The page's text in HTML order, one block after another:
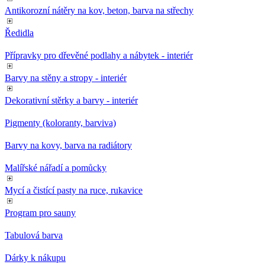
Antikorozní nátěry na kov, beton, barva na střechy
Ředidla
Přípravky pro dřevěné podlahy a nábytek - interiér
Barvy na stěny a stropy - interiér
Dekorativní stěrky a barvy - interiér
Pigmenty (koloranty, barviva)
Barvy na kovy, barva na radiátory
Malířské nářadí a pomůcky
Mycí a čistící pasty na ruce, rukavice
Program pro sauny
Tabulová barva
Dárky k nákupu